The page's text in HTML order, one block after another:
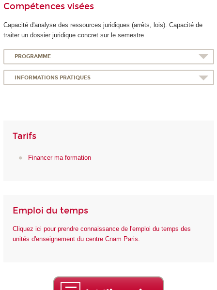
Compétences visées
Capacité d'analyse des ressources juridiques (arrêts, lois). Capacité de
traiter un dossier juridique concret sur le semestre
PROGRAMME
INFORMATIONS PRATIQUES
Tarifs
Financer ma formation
Emploi du temps
Cliquez ici pour prendre connaissance de l'emploi du temps des
unités d'enseignement du centre Cnam Paris.